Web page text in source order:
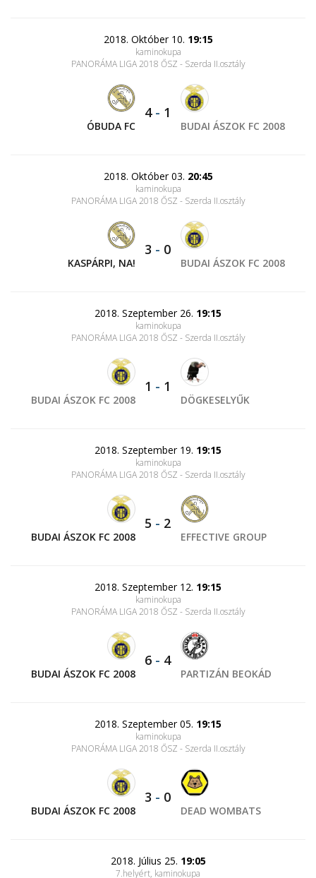
2018. Október 10. 19:15
kaminokupa
PANORÁMA LIGA 2018 ŐSZ - Szerda II.osztály
ÓBUDA FC
4- 1
BUDAI ÁSZOK FC 2008
2018. Október 03. 20:45
kaminokupa
PANORÁMA LIGA 2018 ŐSZ - Szerda II.osztály
KASPÁRPI, NA!
3 - 0
BUDAI ÁSZOK FC 2008
2018. Szeptember 26. 19:15
kaminokupa
PANORÁMA LIGA 2018 ŐSZ - Szerda II.osztály
BUDAI ÁSZOK FC 2008
1 - 1
DÖGKESELYŰK
2018. Szeptember 19. 19:15
kaminokupa
PANORÁMA LIGA 2018 ŐSZ - Szerda II.osztály
BUDAI ÁSZOK FC 2008
5 - 2
EFFECTIVE GROUP
2018. Szeptember 12. 19:15
kaminokupa
PANORÁMA LIGA 2018 ŐSZ - Szerda II.osztály
BUDAI ÁSZOK FC 2008
6 - 4
PARTIZÁN BEOKÁD
2018. Szeptember 05. 19:15
kaminokupa
PANORÁMA LIGA 2018 ŐSZ - Szerda II.osztály
BUDAI ÁSZOK FC 2008
3 - 0
DEAD WOMBATS
2018. Július 25. 19:05
7.helyért, kaminokupa